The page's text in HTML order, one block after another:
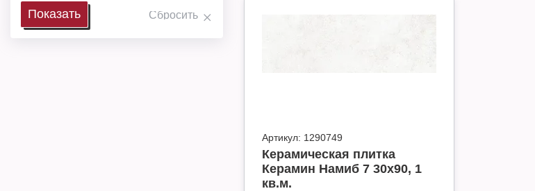
Артикул: 1290749
Керамическая плитка
Керамин Намиб 7 30х90, 1
кв.м.